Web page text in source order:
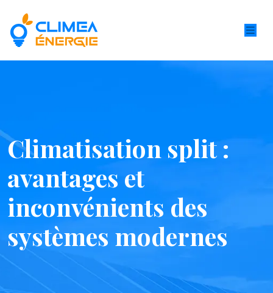
Climatisation split :
avantages et
inconvénients des
systèmes modernes